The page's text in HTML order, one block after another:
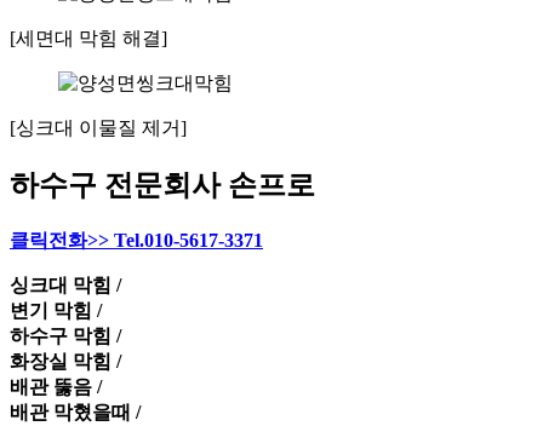
[세면대 막힘 해결]
[싱크대 이물질 제거]
하수구 전문회사 손프로
클릭전화>> Tel.010-5617-3371
싱크대 막힘 /
변기 막힘 /
하수구 막힘 /
화장실 막힘 /
배관 뚫음 /
배관 막혔을때 /